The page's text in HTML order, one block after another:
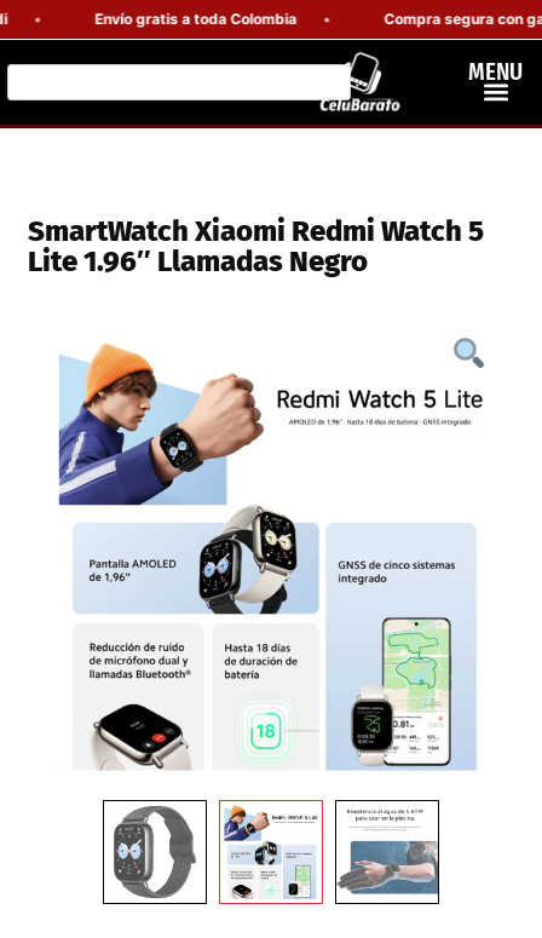
Envío gratis a toda Colombia Compra segura con
MENU
SmartWatch Xiaomi Redmi Watch 5
Lite 1.96″ Llamadas Negro